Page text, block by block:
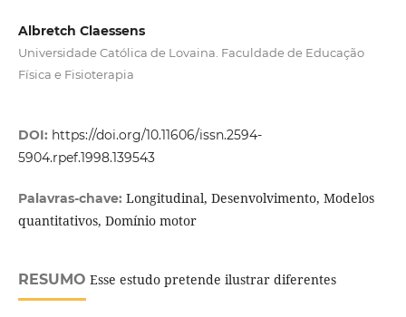
Albretch Claessens
Universidade Católica de Lovaina. Faculdade de Educação
Física e Fisioterapia
DOI: https://doi.org/10.11606/issn.2594-
5904.rpef.1998.139543
Palavras-chave: Longitudinal, Desenvolvimento, Modelos
quantitativos, Domínio motor
RESUMO Esse estudo pretende ilustrar diferentes